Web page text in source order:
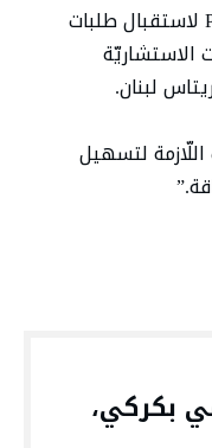
. إستحداث خطّ ساخن في مركز POPD لاستقبال طلبات
الاستشاريّة
لبنان.
لتسهيل
بكركي،